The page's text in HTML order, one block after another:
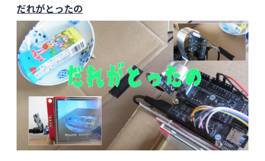
だれがとったの